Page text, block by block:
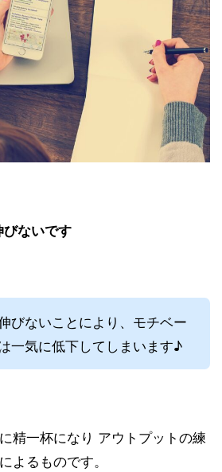
ないです
びないことにより、モチベー
一気に低下してしまいます♪
精一杯になり アウトプットの練
よるものです。